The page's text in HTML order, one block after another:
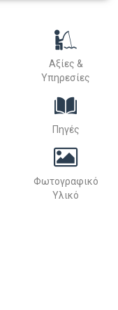
Αξίες &
Υπηρεσίες
Πηγές
Φωτογραφικό
Υλικό